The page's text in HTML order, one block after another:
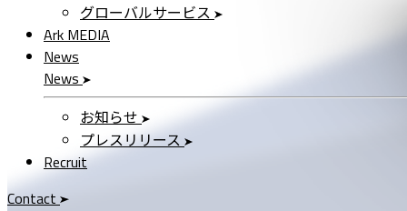
グローバルサービス
Ark MEDIA
News
News
お知らせ
プレスリリース
Recruit
Contact